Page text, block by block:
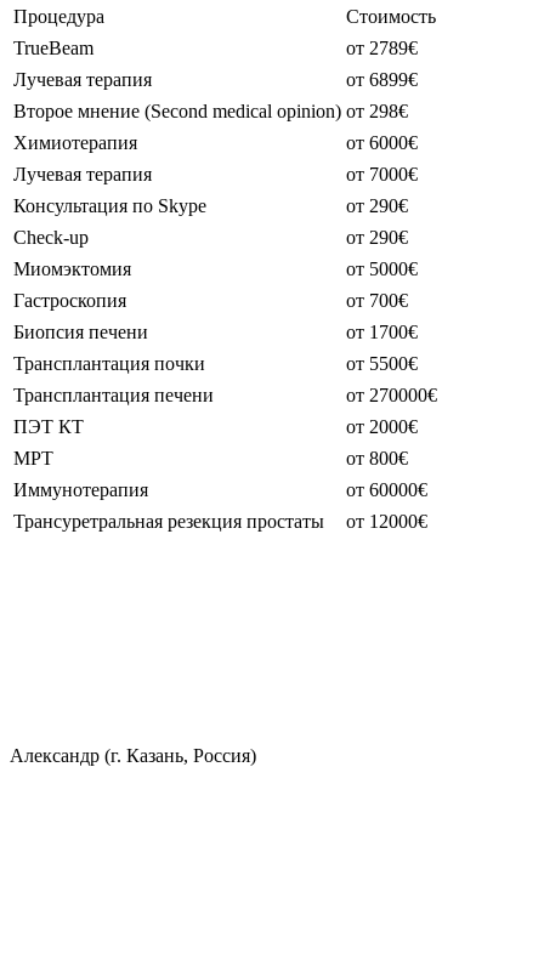
Процедура
Стоимость
TrueBeam
от 2789€
Лучевая терапия
от 6899€
Второе мнение (Second medical opinion) от 298€
Химиотерапия
от 6000€
Лучевая терапия
от 7000€
Консультация по Skype
от 290€
Check-up
от 290€
Миомэктомия
от 5000€
Гастроскопия
от 700€
Биопсия печени
от 1700€
Трансплантация почки
от 5500€
Трансплантация печени
от 270000€
ПЭТ КТ
от 2000€
МРТ
от 800€
Иммунотерапия
от 60000€
Трансуретральная резекция простаты
от 12000€
Александр (г. Казань, Россия)